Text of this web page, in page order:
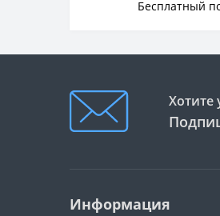
Бесплатный
Хотите
Информация